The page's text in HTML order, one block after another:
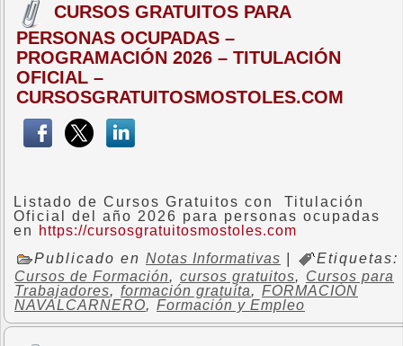
CURSOS GRATUITOS PARA
PERSONAS OCUPADAS –
PROGRAMACIÓN 2026 – TITULACIÓN
OFICIAL –
CURSOSGRATUITOSMOSTOLES.COM
Listado de Cursos Gratuitos con Titulación
Oficial del año 2026 para personas ocupadas
en
https://cursosgratuitosmostoles.com
Publicado en Notas Informativas
Etiquetas:
Cursos de Formación, cursos gratuitos, Cursos para
Trabajadores, formación gratuíta, FORMACIÓN
NAVALCARNERO, Formación y Empleo